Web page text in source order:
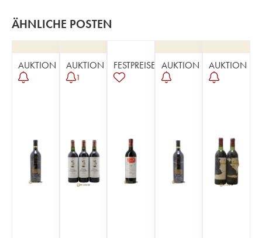
ÄHNLICHE POSTEN
AUKTION AUKTION
1
FESTPREISE AUKTION AUKTION